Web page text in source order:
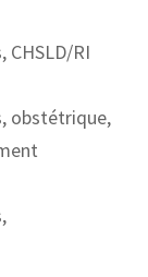
CHSLD/RI
obstétrique,